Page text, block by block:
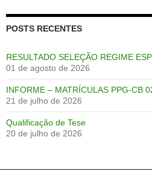
POSTS RECENTES
RESULTADO SELEÇÃO REGIME
01 de agosto de 2026
INFORME – MATRÍCULAS PPG-CB
21 de julho de 2026
Qualificação de Tese
20 de julho de 2026